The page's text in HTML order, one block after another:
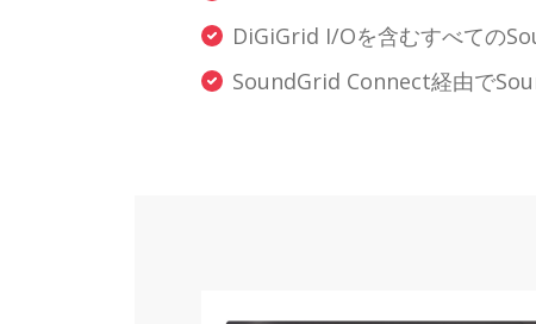
DiGiGrid I/Oを含むすべての
SoundGrid Connect経由で